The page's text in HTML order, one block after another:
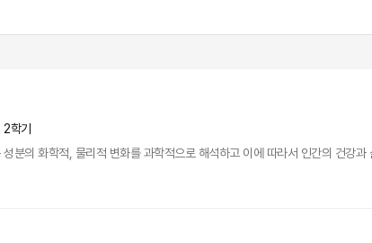
학기
분의 화학적, 물리적 변화를 과학적으로 해석하고 이에 따라서 인간의 건강